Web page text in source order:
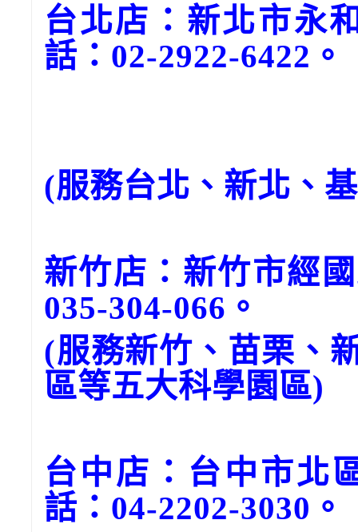
台北店：新北市永
話：02-2922-6422。
(服務台北、新北、
新竹店：新竹市經
035-304-066。
(服務新竹、苗栗、
區等五大科學園區)
台中店：台中市北
話：04-2202-3030。